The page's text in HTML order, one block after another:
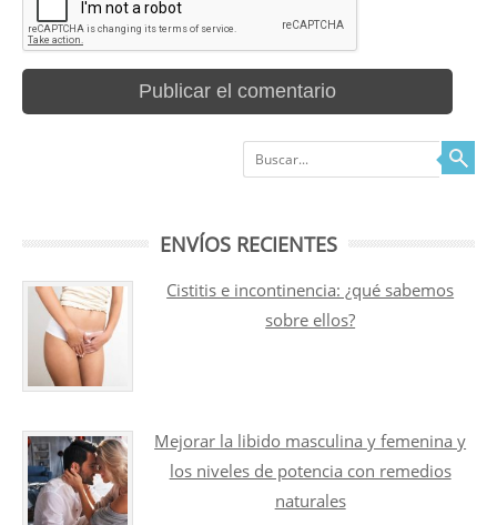
Buscar
ENVÍOS RECIENTES
Cistitis e incontinencia: ¿qué sabemos
sobre ellos?
Mejorar la libido masculina y femenina y
los niveles de potencia con remedios
naturales